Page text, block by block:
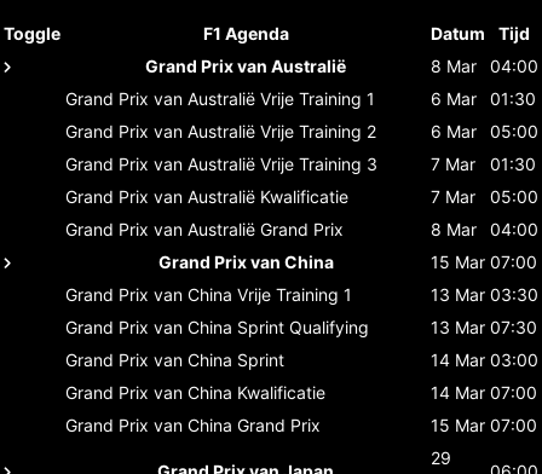
Toggle F1 Agenda Datum
Tijd
Grand Prix van Australië
8 Mar
04:00
Grand Prix van Australië Vrije Training 1 6 Mar
01:30
Grand Prix van Australië Vrije Training 2 6 Mar
05:00
Grand Prix van Australië Vrije Training 3 7 Mar
01:30
Grand Prix van Australië Kwalificatie 7 Mar
05:00
Grand Prix van Australië Grand Prix 8 Mar
04:00
Grand Prix van China
15 Mar 07:00
Grand Prix van China Vrije Training 1 13 Mar 03:30
Grand Prix van China Sprint Qualifying 13 Mar 07:30
Grand Prix van China Sprint 14 Mar 03:00
Grand Prix van China Kwalificatie 14 Mar 07:00
Grand Prix van China Grand Prix 15 Mar 07:00
29